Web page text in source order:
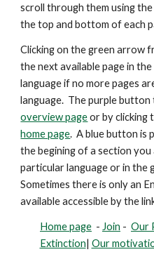
scroll through them using
the top and bottom of each
Clicking on the green arrow
the next available page in
language if no more pages
language. The purple button
overview pageor by clicking
home page. A blue button is
the begining of a section
particular language or in the
Sometimes there is only an
available accessible by the
Home page - Join - Our
Extinction| Our